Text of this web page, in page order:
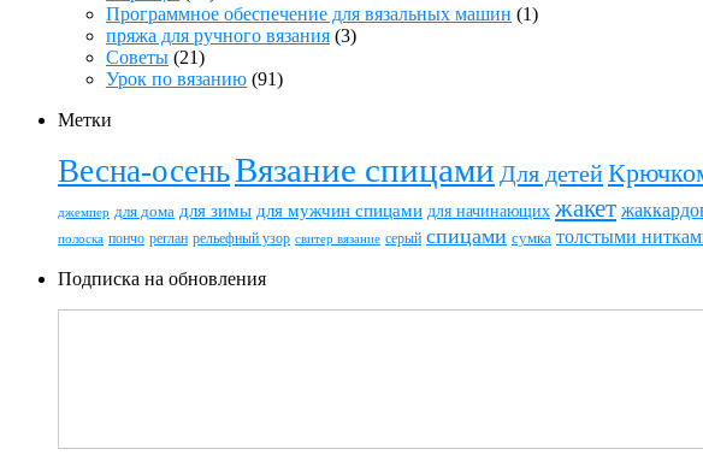
Программное обеспечение для вязальных машин (1)
пряжа для ручного вязания (3)
Советы (21)
Урок по вязанию (91)
Метки
Весна-осеньВязание спицами Для детей
джемпер для дома для зимы для мужчин спицами для начинающих жакет
полоска пончо реглан рельефный узор свитер вязание серый спицами сумка толстыми
Подписка на обновления